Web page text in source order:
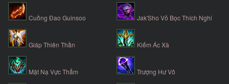
Cuồng Đao Guinsoo Jak'Sho Vỏ Bọc Thích Nghi
Giáp Thiên Thần Kiếm Ác Xà
Mặt Nạ Vực Thẳm Trượng Hư Vô